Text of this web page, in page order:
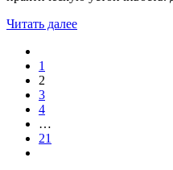
Читать далее
1
2
3
4
…
21